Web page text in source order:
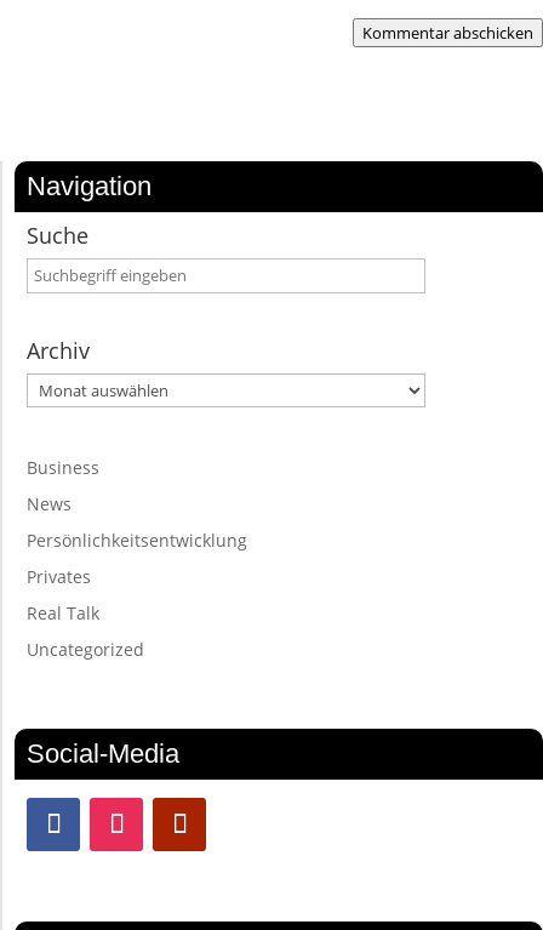
Kommentar abschicken
Navigation
Suche
Archiv
Archiv
Business
News
Persönlichkeitsentwicklung
Privates
Real Talk
Uncategorized
Social-Media